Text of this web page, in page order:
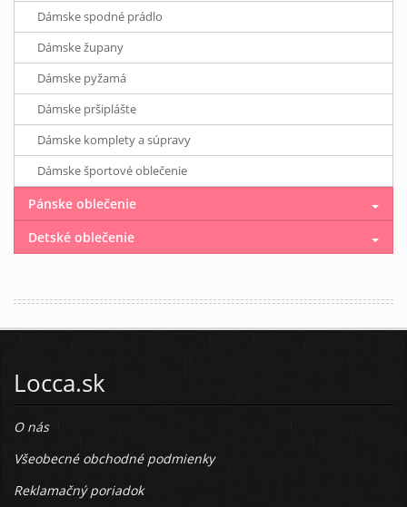
Dámske spodné prádlo
Dámske župany
Dámske pyžamá
Dámske pršiplášte
Dámske komplety a súpravy
Dámske športové oblečenie
Pánske oblečenie
Detské oblečenie
Locca.sk
O nás
Všeobecné obchodné podmienky
Reklamačný poriadok